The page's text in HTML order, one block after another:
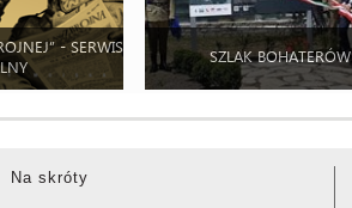
- SERWIS
SZLAK BOHATERÓW
Na skróty